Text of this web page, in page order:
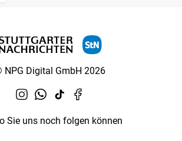
NPG Digital GmbH 2026
Sie uns noch folgen können